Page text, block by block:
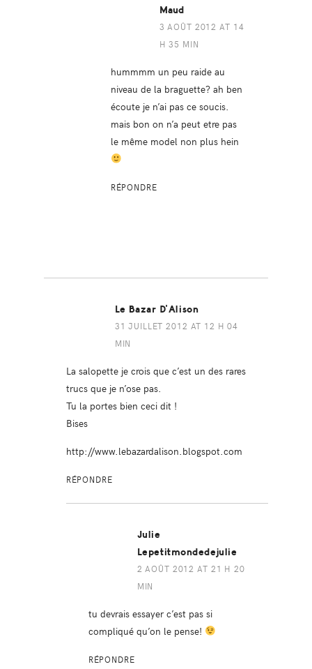
Maud
3 AOÛT 2012 AT 14
H 35 MIN
hummmm un peu raide au
niveau de la braguette? ah ben
écoute je n’ai pas ce soucis.
mais bon on n’a peut etre pas
le même model non plus hein
RÉPONDRE
Le Bazar D'Alison
31 JUILLET 2012 AT 12 H 04
MIN
La salopette je crois que c’est un des rares
trucs que je n’ose pas.
Tu la portes bien ceci dit !
Bises
http://www.lebazardalison.blogspot.com
RÉPONDRE
Julie
Lepetitmondedejulie
2 AOÛT 2012 AT 21 H 20
MIN
tu devrais essayer c’est pas si
compliqué qu’on le pense!
RÉPONDRE